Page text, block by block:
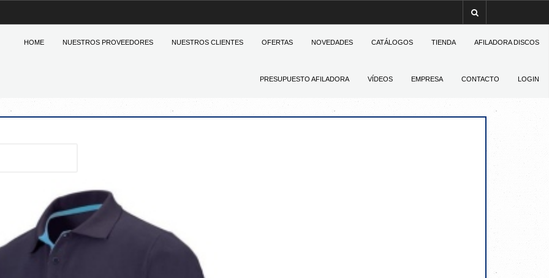
HOME NUESTROS PROVEEDORES NUESTROS CLIENTES OFERTAS NOVEDADES CATÁLOGOS TIENDA AFILADORA DISCOS
PRESUPUESTO AFILADORA VÍDEOS EMPRESA CONTACTO LOGIN